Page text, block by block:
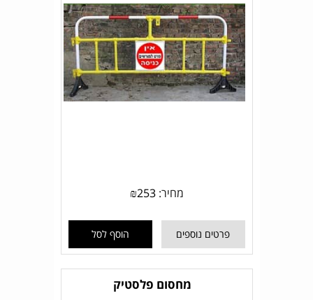
מחיר: ₪253
פרטים נוספים הוסף לסל
מחסום פלסטיק